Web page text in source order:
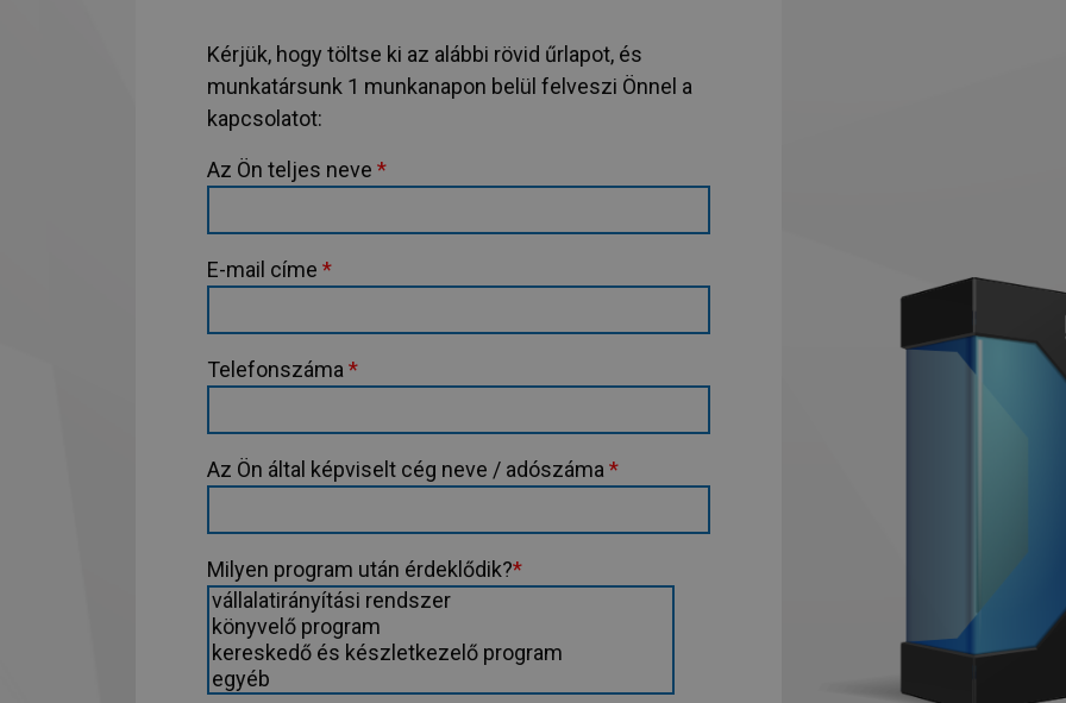
Kérjük, hogy töltse ki az alábbi rövid űrlapot, és
munkatársunk 1 munkanapon belül felveszi Önnel a
kapcsolatot:
Az Ön teljes neve *
E-mail címe *
Telefonszáma *
Az Ön által képviselt cég neve / adószáma *
Milyen program után érdeklődik?*